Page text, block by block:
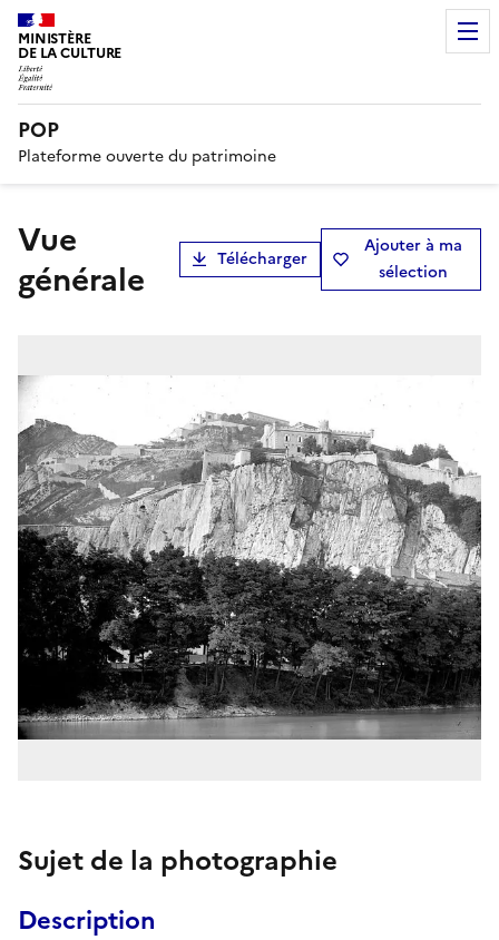
MINISTÈRE
DE LA CULTURE
POP
Plateforme ouverte du patrimoine
Vue
générale
Télécharger
Ajouter à ma
sélection
Sujet de la photographie
Description